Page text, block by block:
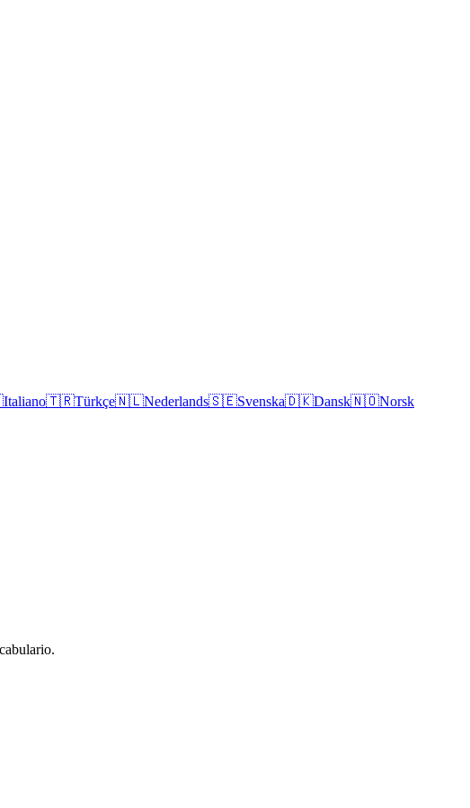
Italiano🇹🇷Türkçe🇳🇱Nederlands🇸🇪Svenska🇩🇰Dansk🇳🇴Norsk